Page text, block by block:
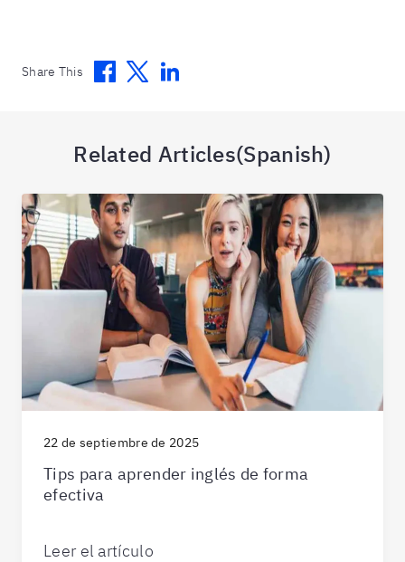
Share This Facebook
TwitterLinkedin
Related Articles(Spanish)
22 de septiembre de 2025
Tips para aprender inglés de forma
efectiva
Leer el artículo